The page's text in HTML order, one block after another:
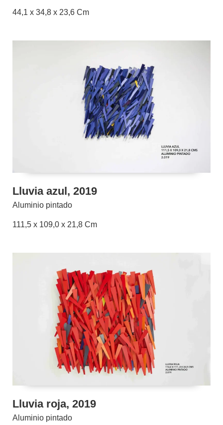
44,1 x 34,8 x 23,6 Cm
Lluvia azul, 2019
Aluminio pintado
111,5 x 109,0 x 21,8 Cm
Lluvia roja, 2019
Aluminio pintado